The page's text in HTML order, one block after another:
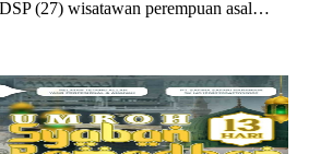
(27) wisatawan perempuan asal…